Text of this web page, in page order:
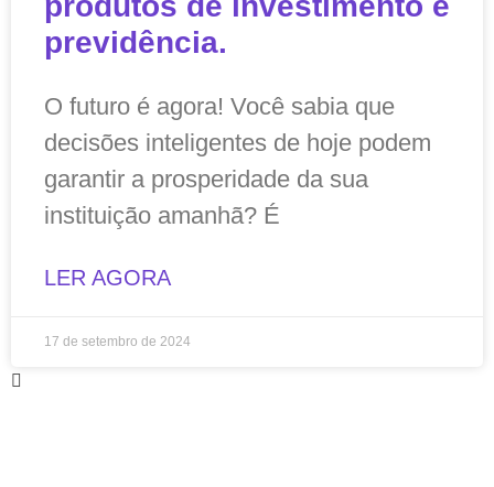
previdência.
O futuro é agora! Você sabia que
decisões inteligentes de hoje podem
garantir a prosperidade da sua
instituição amanhã? É
LER AGORA
17 de setembro de 2024